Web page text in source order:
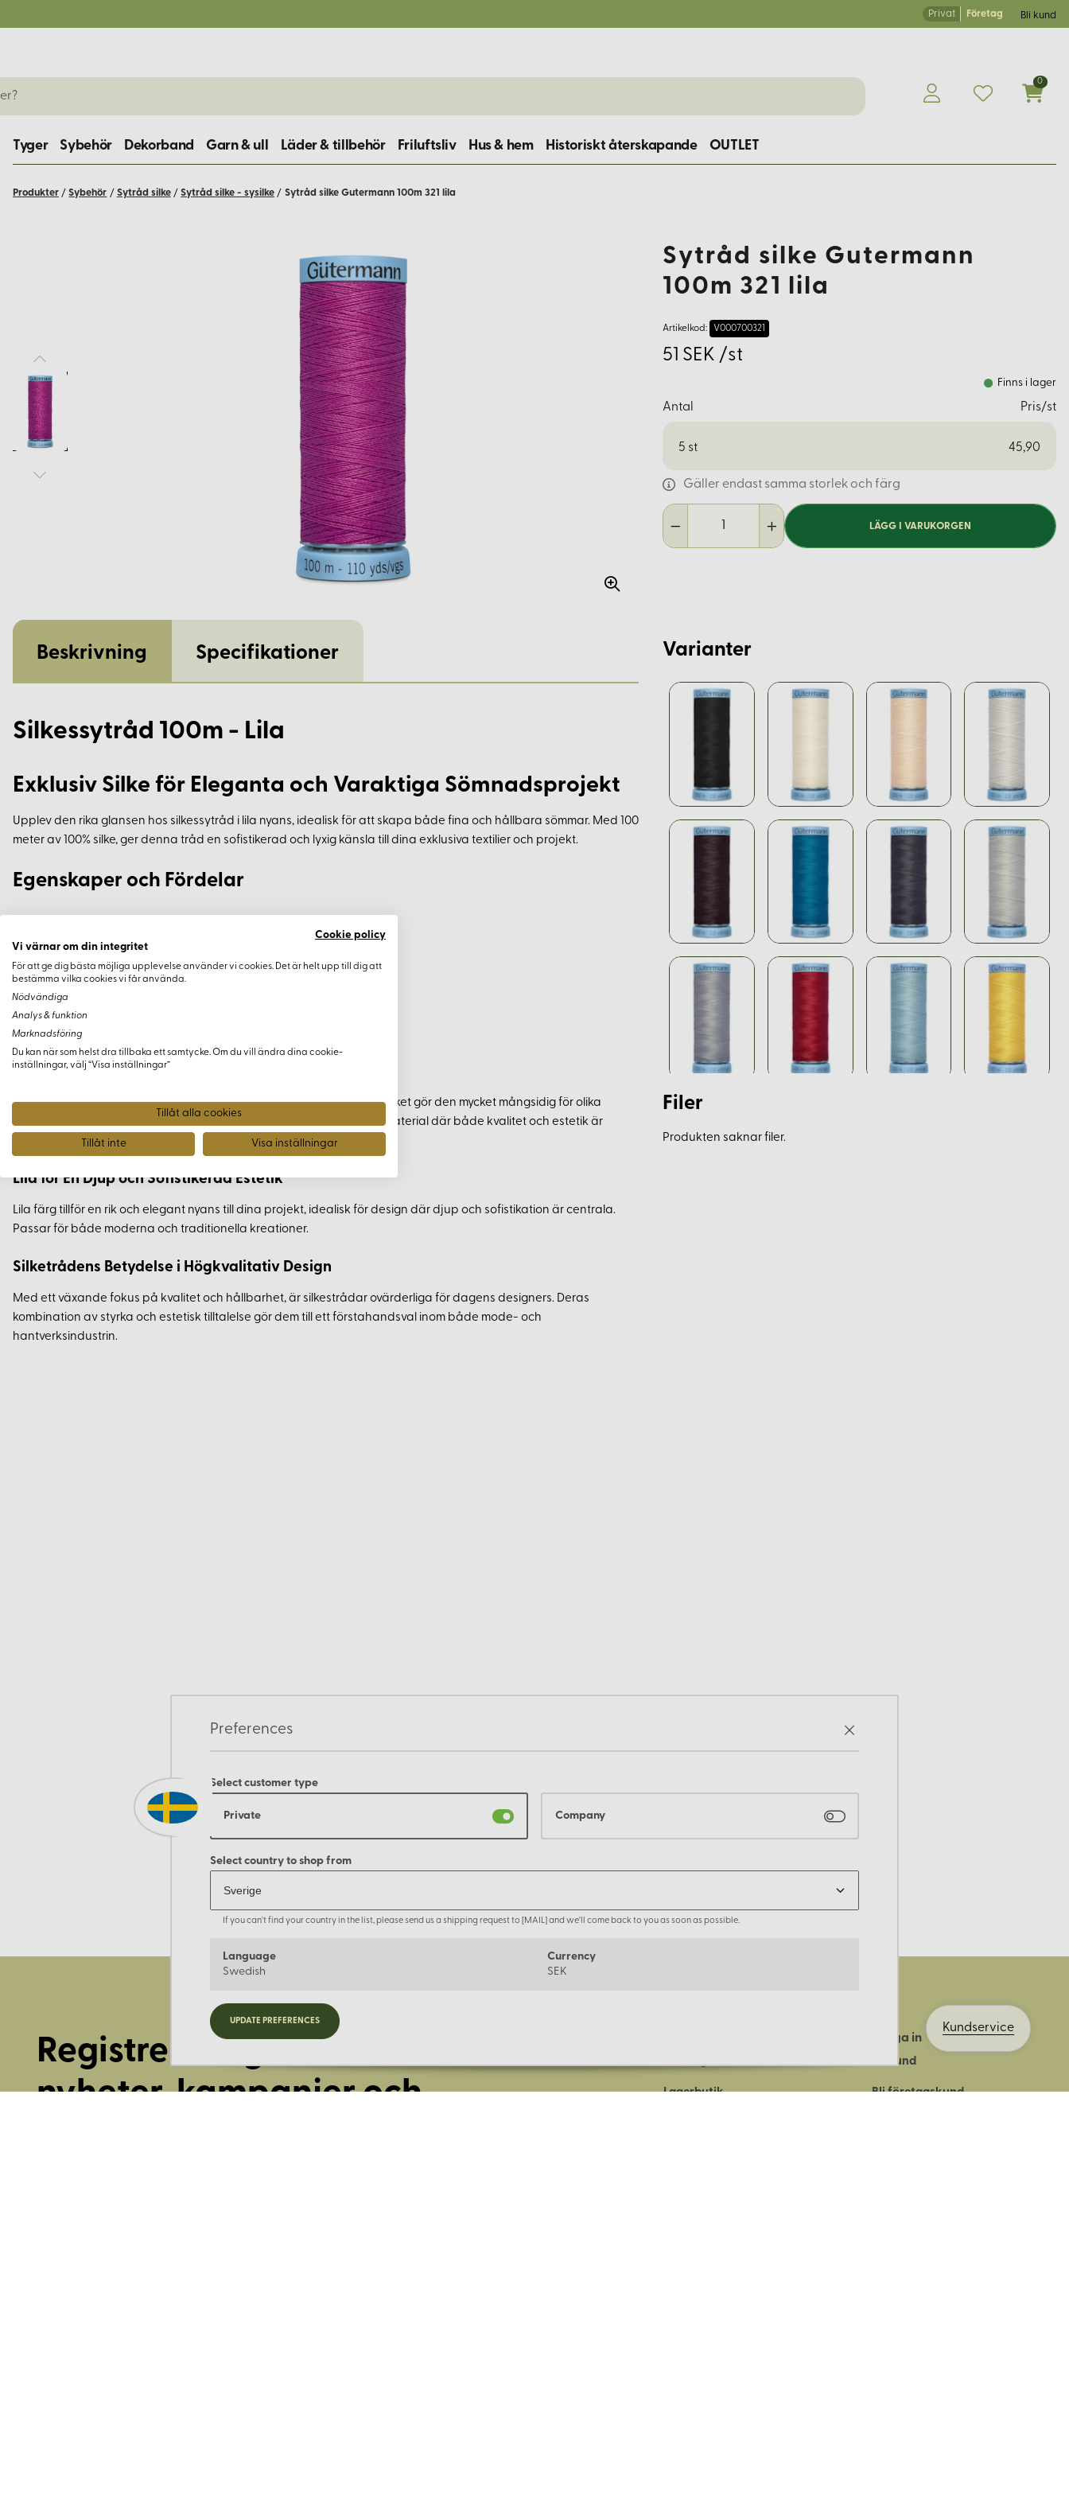
Kundservice
Preferences
Select customer type
Private Company
Select country to shop from
If you can't find your country in the list, please send us a shipping request to [MAIL] and we'll come back to you as soon as possible.
Language
Swedish
Currency
SEK
UPDATE PREFERENCES
Privat Företag Bli kund
0
Tyger Sybehör Dekorband Garn & ull Läder & tillbehör Friluftsliv Hus & hem Historiskt återskapande OUTLET
Produkter / Sybehör / Sytråd silke / Sytråd silke - sysilke / Sytråd silke Gutermann 100m 321 lila
Sytråd silke Gutermann
100m 321 lila
Artikelkod: V000700321
51 SEK /st
Finns i lager
Antal Pris/st
5 st 45,90
Gäller endast samma storlek och färg
LÄGG I VARUKORGEN
Beskrivning Specifikationer
Silkessytråd 100m - Lila
Exklusiv Silke för Eleganta och Varaktiga Sömnadsprojekt
Upplev den rika glansen hos silkessytråd i lila nyans, idealisk för att skapa både fina och hållbara sömmar. Med 100
meter av 100% silke, ger denna tråd en sofistikerad och lyxig känsla till dina exklusiva textilier och projekt.
Egenskaper och Fördelar
Trådlängd: 100 meter
Färg: Lila
Lämplig för både hand- och maskinsömnad
Perfekt för silke och andra lyxiga textilier
Mångsidighet för Olika Sömnadsprojekt
Denna silkestråd är anpassad för både hand- och maskinsömnad, vilket gör den mycket mångsidig för olika
projekt. Den ger jämna och glänsande sömmar, viktiga för exklusiva material där både kvalitet och estetik är
Lila för En Djup och Sofistikerad Estetik
Lila färg tillför en rik och elegant nyans till dina projekt, idealisk för design där djup och sofistikation är centrala.
Passar för både moderna och traditionella kreationer.
Silketrådens Betydelse i Högkvalitativ Design
Med ett växande fokus på kvalitet och hållbarhet, är silkestrådar ovärderliga för dagens designers. Deras
kombination av styrka och estetisk tilltalelse gör dem till ett förstahandsval inom både mode- och
hantverksindustrin.
Varianter
Filer
Produkten saknar filer.
Registrera dig för
nyheter, kampanjer och
Företagets historia
Lagerbutik
Logga in
Bli kund
Bli företagskund
Cookie policy
Vi värnar om din integritet
För att ge dig bästa möjliga upplevelse använder vi cookies. Det är helt upp till dig att
bestämma vilka cookies vi får använda.
Nödvändiga
Analys & funktion
Marknadsföring
Du kan när som helst dra tillbaka ett samtycke. Om du vill ändra dina cookie-
inställningar, välj “Visa inställningar”
Tillåt alla cookies
Tillåt inte Visa inställningar